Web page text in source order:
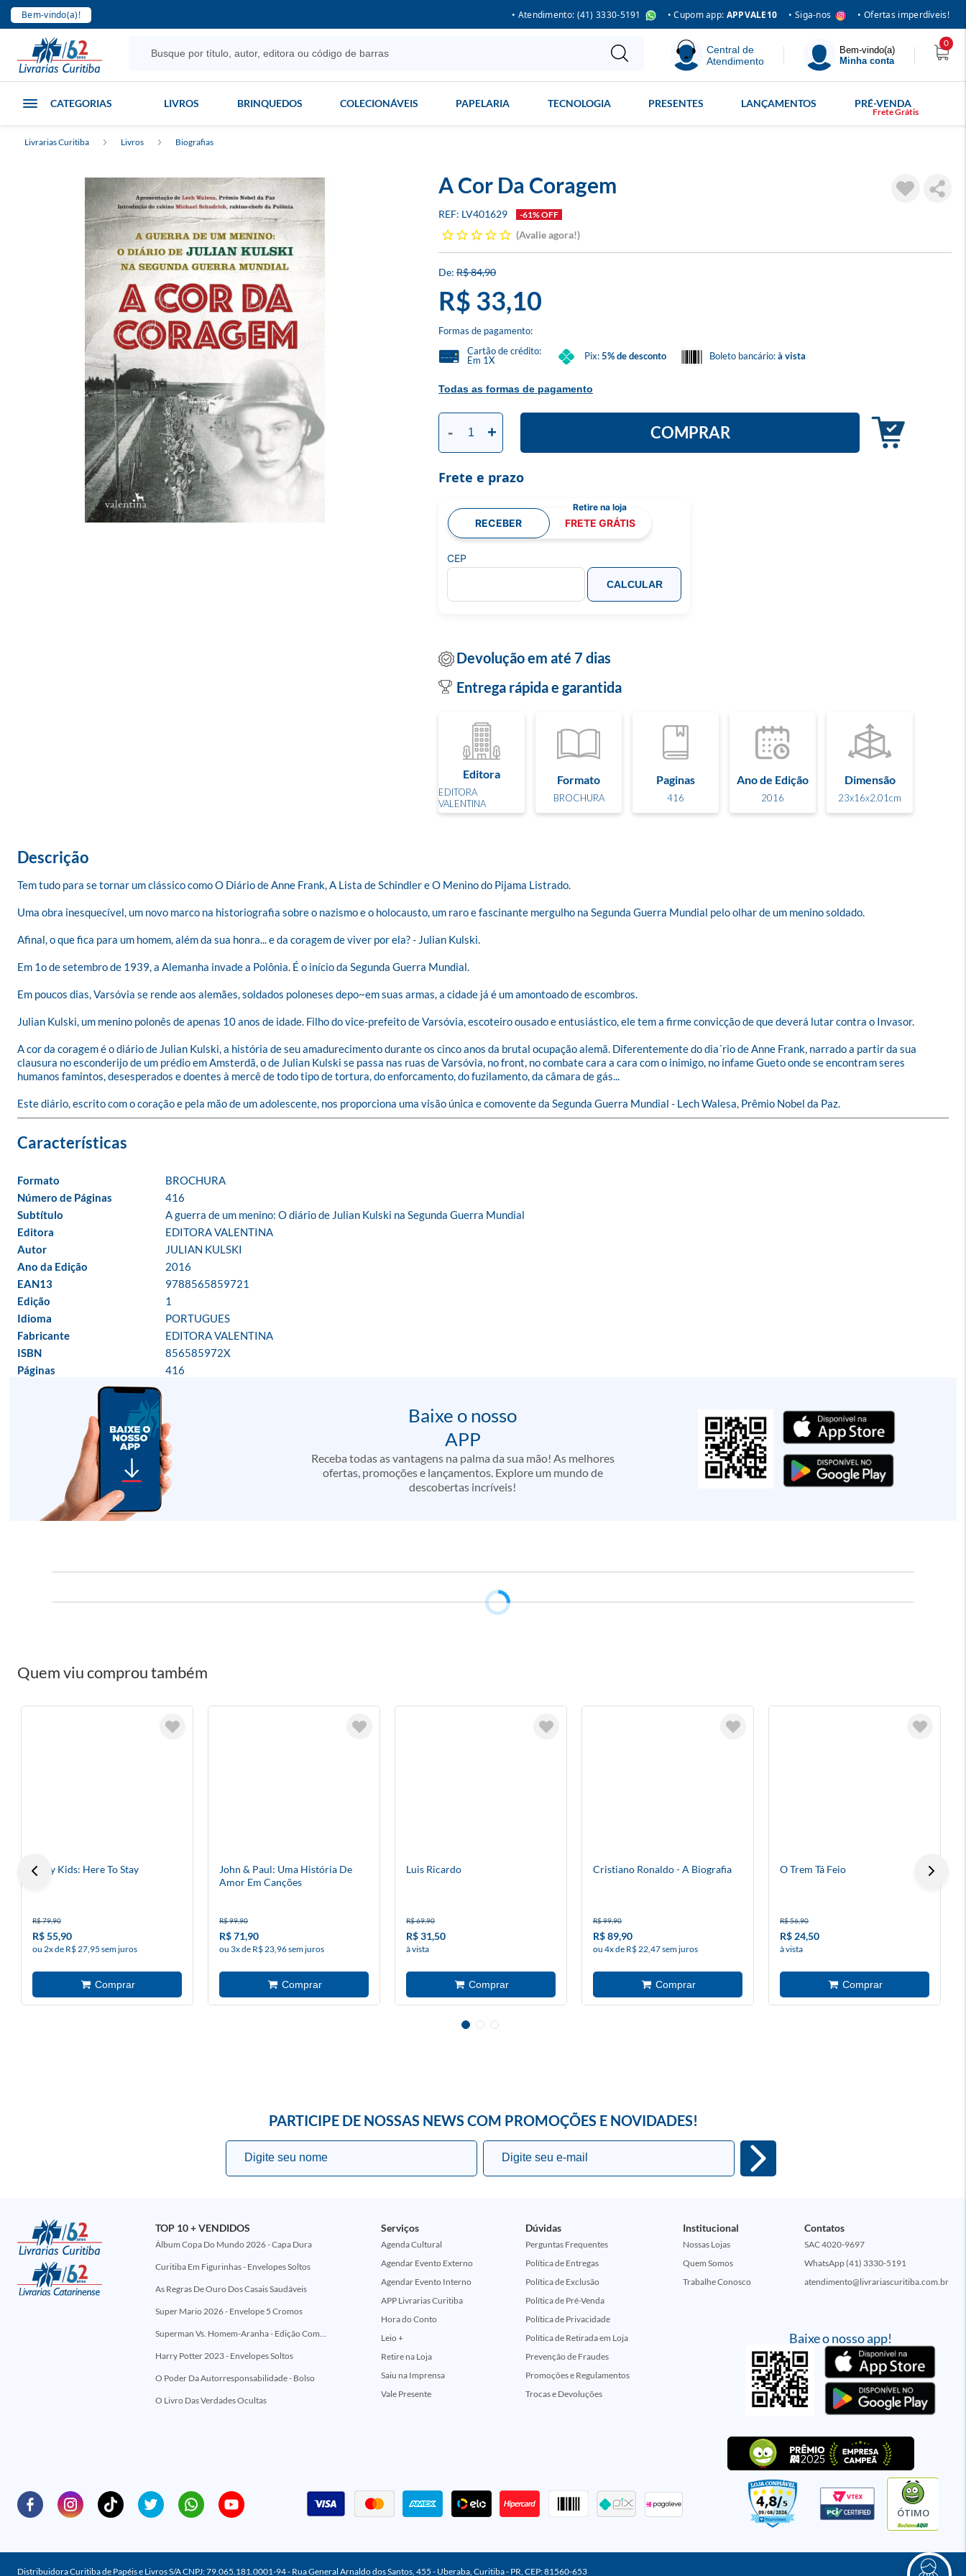
Bem-vindo(a)! • Atendimento: (41) 3330-5191 • Cupom app: APPVALE10 • Siga-nos • Ofertas imperdíveis!
Central de
Atendimento
Bem-vindo(a)
Minha conta
0
CATEGORIAS LIVROS BRINQUEDOS COLECIONÁVEIS PAPELARIA TECNOLOGIA PRESENTES LANÇAMENTOS PRÉ-VENDA
Livrarias Curitiba Livros Biografias
A Cor Da Coragem
LV401629 -61% OFF
Avalie agora!
R$ 84,90
R$ 33,10
Formas de pagamento:
Todas as formas de pagamento
Cartão de crédito:
Em 1X
Pix:5% de desconto Boleto bancário:à vista
- + COMPRAR
Frete e prazo
RECEBER FRETE GRÁTIS
CEP
CALCULAR
Devolução em até 7 dias
Entrega rápida e garantida
Editora
EDITORA
VALENTINA
Formato
BROCHURA
Paginas
416
Ano de Edição
2016
Dimensão
23x16x2.01cm
Descrição
Tem tudo para se tornar um clássico como O Diário de Anne Frank, A Lista de Schindler e O Menino do Pijama Listrado.
Uma obra inesquecível, um novo marco na historiografia sobre o nazismo e o holocausto, um raro e fascinante mergulho na Segunda Guerra Mundial pelo olhar de um menino soldado.
Afinal, o que fica para um homem, além da sua honra... e da coragem de viver por ela? - Julian Kulski.
Em 1o de setembro de 1939, a Alemanha invade a Polônia. É o início da Segunda Guerra Mundial.
Em poucos dias, Varsóvia se rende aos alemães, soldados poloneses depo~em suas armas, a cidade já é um amontoado de escombros.
Julian Kulski, um menino polonês de apenas 10 anos de idade. Filho do vice-prefeito de Varsóvia, escoteiro ousado e entusiástico, ele tem a firme convicção de que deverá lutar contra o Invasor.
A cor da coragem é o diário de Julian Kulski, a história de seu amadurecimento durante os cinco anos da brutal ocupação alemã. Diferentemente do dia´rio de Anne Frank, narrado a partir da sua
clausura no esconderijo de um prédio em Amsterdã, o de Julian Kulski se passa nas ruas de Varsóvia, no front, no combate cara a cara com o inimigo, no infame Gueto onde se encontram seres
humanos famintos, desesperados e doentes à mercê de todo tipo de tortura, do enforcamento, do fuzilamento, da câmara de gás...
Este diário, escrito com o coração e pela mão de um adolescente, nos proporciona uma visão única e comovente da Segunda Guerra Mundial - Lech Walesa, Prêmio Nobel da Paz.
Formato
BROCHURA
Número de Páginas
416
Subtítulo
A guerra de um menino: O diário de Julian Kulski na Segunda Guerra Mundial
Editora
EDITORA VALENTINA
Autor
JULIAN KULSKI
Ano da Edição
2016
EAN13
9788565859721
Edição
1
Idioma
PORTUGUES
Fabricante
EDITORA VALENTINA
ISBN
856585972X
Páginas
416
Baixe o nosso
APP
Receba todas as vantagens na palma da sua mão! As melhores
ofertas, promoções e lançamentos. Explore um mundo de
descobertas incríveis!
Quem viu comprou também
Stray Kids: Here To Stay
R$ 79,90
R$ 55,90
ou 2x de R$ 27,95 sem juros
John & Paul: Uma História De
Amor Em Canções
R$ 99,90
R$ 71,90
ou 3x de R$ 23,96 sem juros
Luis Ricardo
R$ 69,90
R$ 31,50
à vista
Cristiano Ronaldo - A Biografia
R$ 99,90
R$ 89,90
ou 4x de R$ 22,47 sem juros
O Trem Tá Feio
R$ 56,90
R$ 24,50
à vista
PARTICIPE DE NOSSAS NEWS COM PROMOÇÕES E NOVIDADES!
Baixe o nosso app!
TOP 10 + VENDIDOS
Álbum Copa Do Mundo 2026 - Capa Dura
Curitiba Em Figurinhas - Envelopes Soltos
As Regras De Ouro Dos Casais Saudáveis
Super Mario 2026 - Envelope 5 Cromos
Superman Vs. Homem-Aranha - Edição Comemorativa 50 Anos (Encontros Clássicos Dc E Marvel)
Harry Potter 2023 - Envelopes Soltos
O Poder Da Autorresponsabilidade - Bolso
O Livro Das Verdades Ocultas
Serviços
Agenda Cultural
Agendar Evento Externo
Agendar Evento Interno
APP Livrarias Curitiba
Hora do Conto
Leio +
Retire na Loja
Saiu na Imprensa
Vale Presente
Dúvidas
Perguntas Frequentes
Política de Entregas
Política de Exclusão
Política de Pré-Venda
Política de Privacidade
Política de Retirada em Loja
Prevenção de Fraudes
Promoções e Regulamentos
Trocas e Devoluções
Institucional
Nossas Lojas
Quem Somos
Trabalhe Conosco
Contatos
SAC 4020-9697
WhatsApp (41) 3330-5191
atendimento@livrariascuritiba.com.br
ÓTIMO
Distribuidora Curitiba de Papéis e Livros S/A CNPJ: 79.065.181.0001-94 - Rua General Arnaldo dos Santos, 455 - Uberaba, Curitiba - PR, CEP: 81560-653